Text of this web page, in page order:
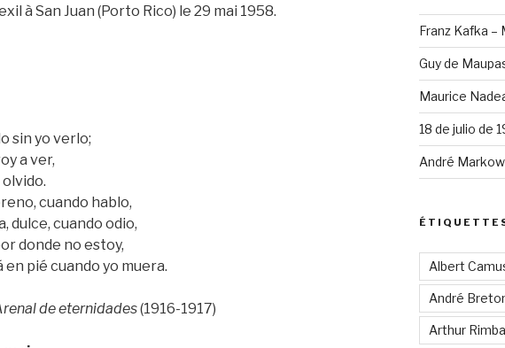
à San Juan (Porto Rico) le 29 mai 1958.
sin yo verlo;
a ver,
olvido.
cuando hablo,
dulce, cuando odio,
donde no estoy,
en pié cuando yo muera.
de eternidades(1916-1917)
Franz Kafka –
Guy de
Maurice
18 de julio de
André
Albert
André
Arthur